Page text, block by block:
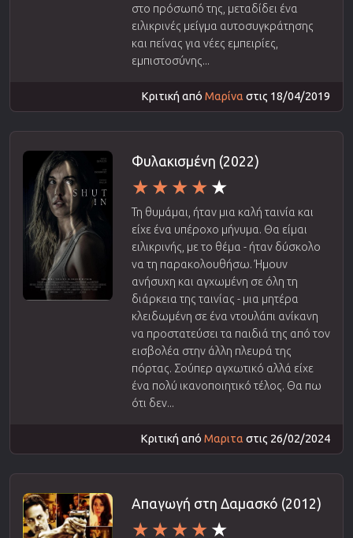
στο πρόσωπό της, μεταδίδει ένα
ειλικρινές μείγμα αυτοσυγκράτησης
και πείνας για νέες εμπειρίες,
εμπιστοσύνης...
Κριτική από Μαρίνα στις 18/04/2019
Φυλακισμένη (2022)
Τη θυμάμαι, ήταν μια καλή ταινία και
είχε ένα υπέροχο μήνυμα. Θα είμαι
ειλικρινής, με το θέμα - ήταν δύσκολο
να τη παρακολουθήσω. Ήμουν
ανήσυχη και αγχωμένη σε όλη τη
διάρκεια της ταινίας - μια μητέρα
κλειδωμένη σε ένα ντουλάπι ανίκανη
να προστατεύσει τα παιδιά της από τον
εισβολέα στην άλλη πλευρά της
πόρτας. Σούπερ αγχωτικό αλλά είχε
ένα πολύ ικανοποιητικό τέλος. Θα πω
ότι δεν...
Κριτική από Μαριτα στις 26/02/2024
Απαγωγή στη Δαμασκό (2012)